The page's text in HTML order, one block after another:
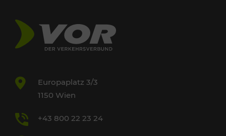
Europaplatz 3/3
1150 Wien
+43 800 22 23 24